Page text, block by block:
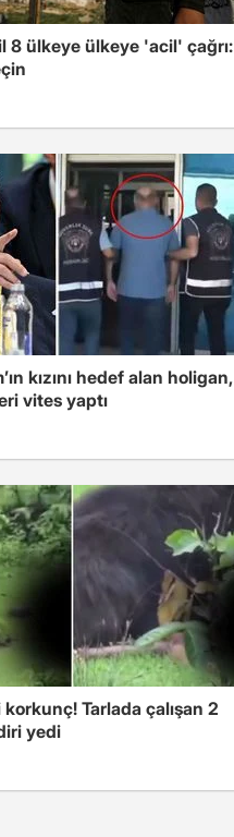
8 ülkeye ülkeye 'acil' çağrı:
kızını hedef alan holigan,
vites yaptı
Tarlada çalışan 2
yedi